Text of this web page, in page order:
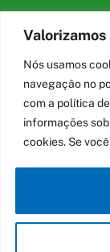
Nós usamos
navegação no
com a política
informações
cookies. Se